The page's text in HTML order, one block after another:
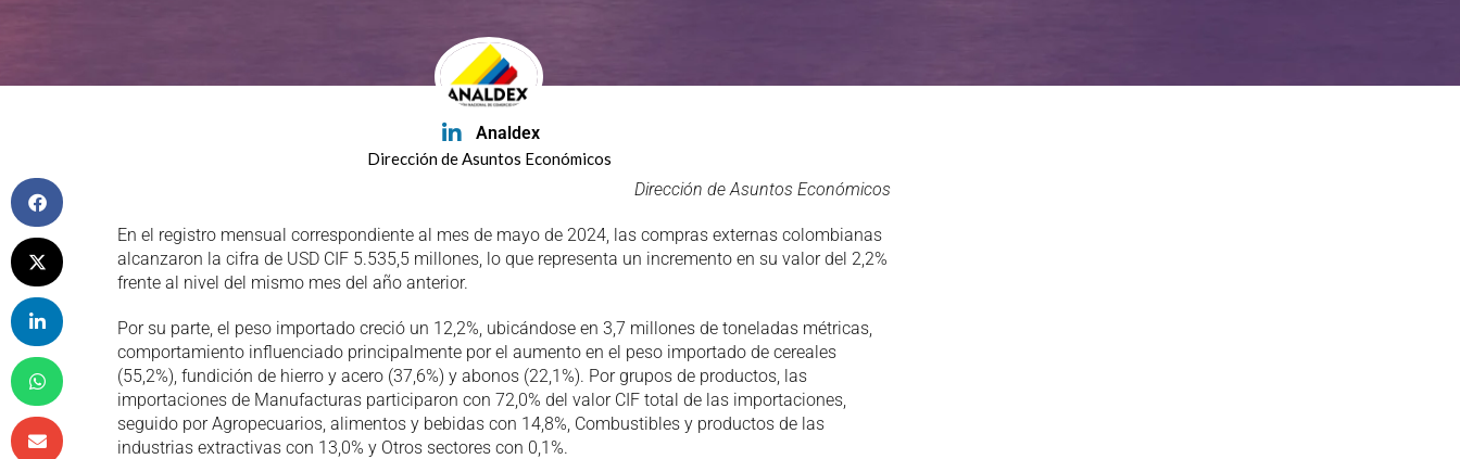
Analdex
Dirección de Asuntos Económicos
Dirección de Asuntos Económicos
En el registro mensual correspondiente al mes de mayo de 2024, las compras externas colombianas
alcanzaron la cifra de USD CIF 5.535,5 millones, lo que representa un incremento en su valor del 2,2%
frente al nivel del mismo mes del año anterior.
Por su parte, el peso importado creció un 12,2%, ubicándose en 3,7 millones de toneladas métricas,
comportamiento influenciado principalmente por el aumento en el peso importado de cereales
(55,2%), fundición de hierro y acero (37,6%) y abonos (22,1%). Por grupos de productos, las
importaciones de Manufacturas participaron con 72,0% del valor CIF total de las importaciones,
seguido por Agropecuarios, alimentos y bebidas con 14,8%, Combustibles y productos de las
industrias extractivas con 13,0% y Otros sectores con 0,1%.